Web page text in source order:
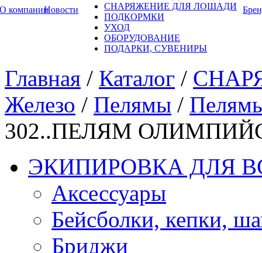
О компанииНовости
СНАРЯЖЕНИЕ ДЛЯ ЛОШАДИ
ПОДКОРМКИ
УХОД
ОБОРУДОВАНИЕ
ПОДАРКИ, СУВЕНИРЫ
Главная / Каталог /
Железо / Пелямы /
302..ПЕЛЯМ
ЭКИПИРОВКА ДЛЯ
Аксессуары
Бейсболки, кепки,
Бриджи